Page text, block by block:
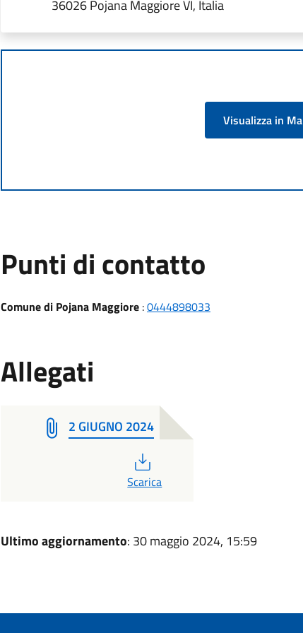
36026 Pojana Maggiore VI, Italia
Visualizza in
Punti di contatto
Comune di Pojana Maggiore:0444898033
Allegati
2 GIUGNO 2024
Scarica
Ultimo aggiornamento: 30 maggio 2024, 15:59